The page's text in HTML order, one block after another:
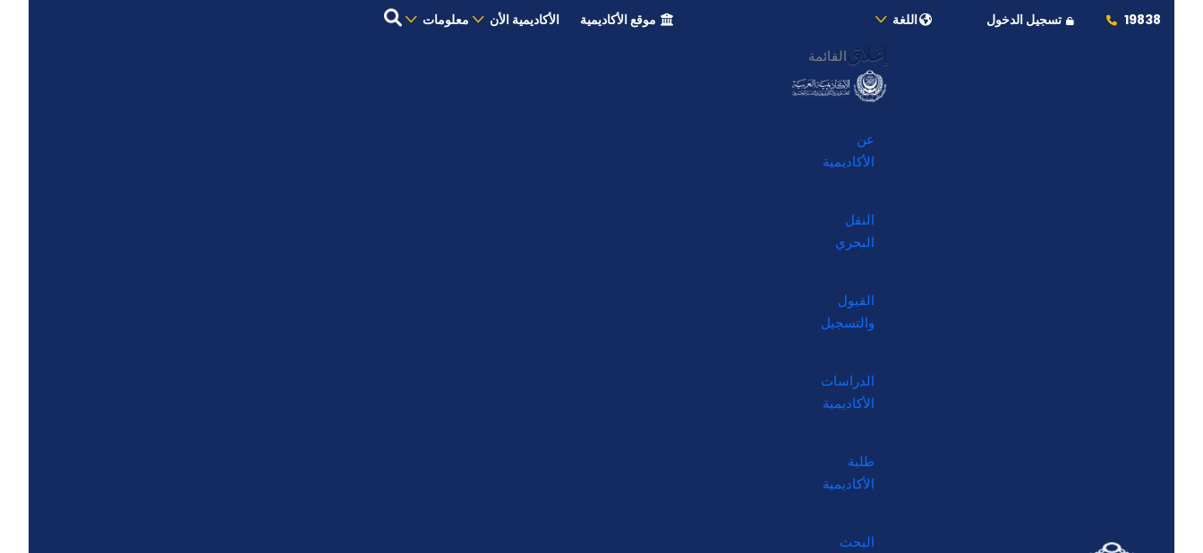
19838 تسجيل الدخول اللغة موقع الأكاديمية الأكاديمية الأن معلومات
إغلاق القائمة
عن
الأكاديمية
النقل
البحري
القبول
والتسجيل
الدراسات
الأكاديمية
طلبة
الأكاديمية
البحث